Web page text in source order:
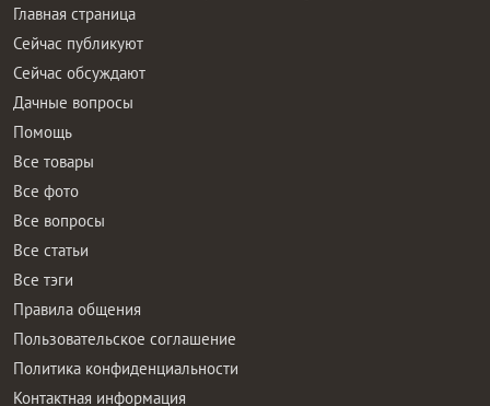
Главная страница
Сейчас публикуют
Сейчас обсуждают
Дачные вопросы
Помощь
Все товары
Все фото
Все вопросы
Все статьи
Все тэги
Правила общения
Пользовательское соглашение
Политика конфиденциальности
Контактная информация